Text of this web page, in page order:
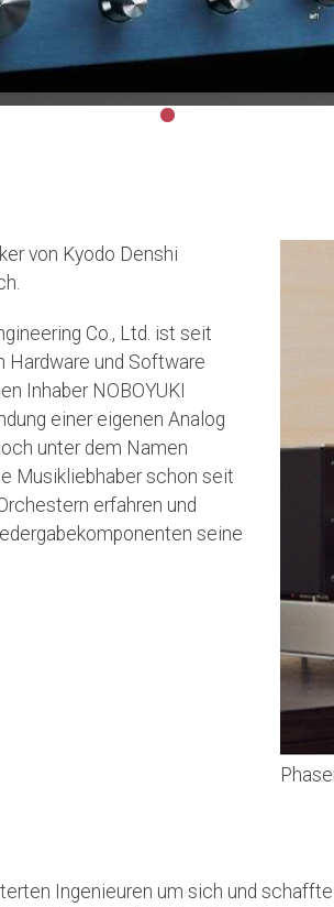
von Kyodo Denshi
Co., Ltd. ist seit
und Software
Inhaber NOBOYUKI
einer eigenen Analog
unter dem Namen
Musikliebhaber schon seit
erfahren und
seine
Ingenieuren um sich und